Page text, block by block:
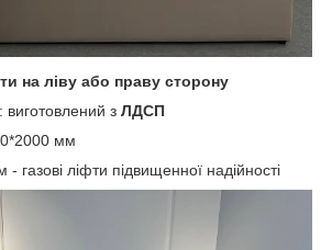
на ліву або праву сторону
: виготовлений з ЛДСП
мм
газові ліфти підвищенної надійності